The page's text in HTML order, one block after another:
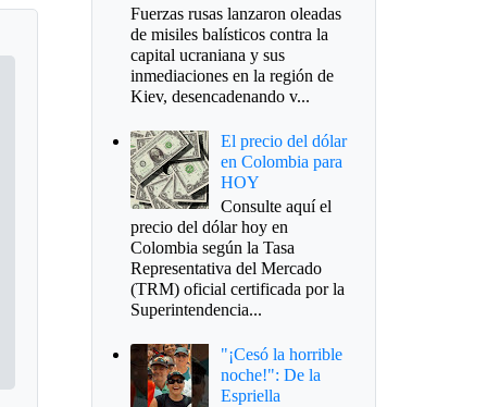
Fuerzas rusas lanzaron oleadas
de misiles balísticos contra la
capital ucraniana y sus
inmediaciones en la región de
Kiev, desencadenando v...
El precio del dólar
en Colombia para
HOY
Consulte aquí el
precio del dólar hoy en
Colombia según la Tasa
Representativa del Mercado
(TRM) oficial certificada por la
Superintendencia...
"¡Cesó la horrible
noche!": De la
Espriella